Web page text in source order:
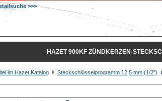
>>>
HAZET 900KF ZÜNDKERZEN-
im Hazet Katalog Steckschlüsselprogramm 12,5 mm (1/2")